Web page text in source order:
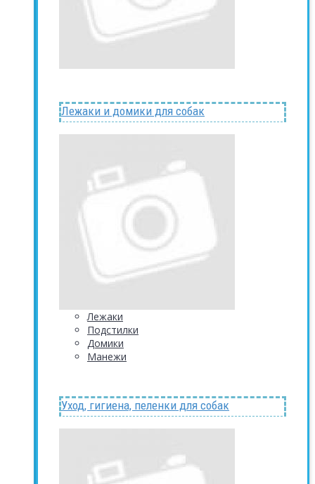
Лежаки и домики для собак
Лежаки
Подстилки
Домики
Манежи
Уход, гигиена, пеленки для собак